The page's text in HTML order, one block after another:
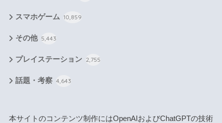
スマホゲーム 10,859
その他 5,443
プレイステーション 2,755
話題・考察 4,643
本サイトのコンテンツ制作にはOpenAIおよびChatGPTの技術